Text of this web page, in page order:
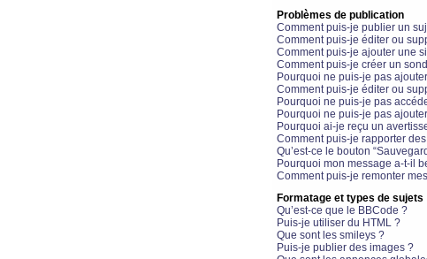
Problèmes de publication
Comment puis-je publier un
Comment puis-je éditer ou
Comment puis-je ajouter une
Comment puis-je créer un
Pourquoi ne puis-je pas
Comment puis-je éditer ou
Pourquoi ne puis-je pas
Pourquoi ne puis-je pas
Pourquoi ai-je reçu un
Comment puis-je rapporter
Qu’est-ce le bouton
Pourquoi mon message a-t-il
Comment puis-je remonter
Formatage et types de sujets
Qu’est-ce que le BBCode ?
Puis-je utiliser du HTML ?
Que sont les smileys ?
Puis-je publier des images ?